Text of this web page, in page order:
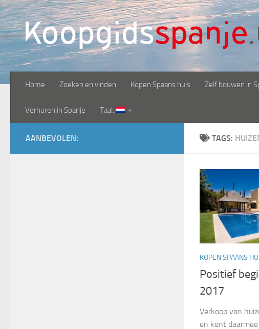
Doorgaan naar inhoud
Home Zoeken en vinden Kopen Spaans huis Zelf bouwen in
Verhuren in Spanje Taal:
TAGS:
KOPEN SPAANS
Positief
2017
Verkoop van
en kent
AANBEVOLEN: